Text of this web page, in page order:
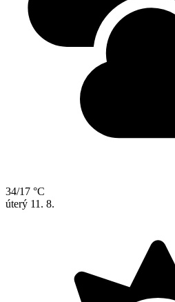
34/17 °C
úterý 11. 8.